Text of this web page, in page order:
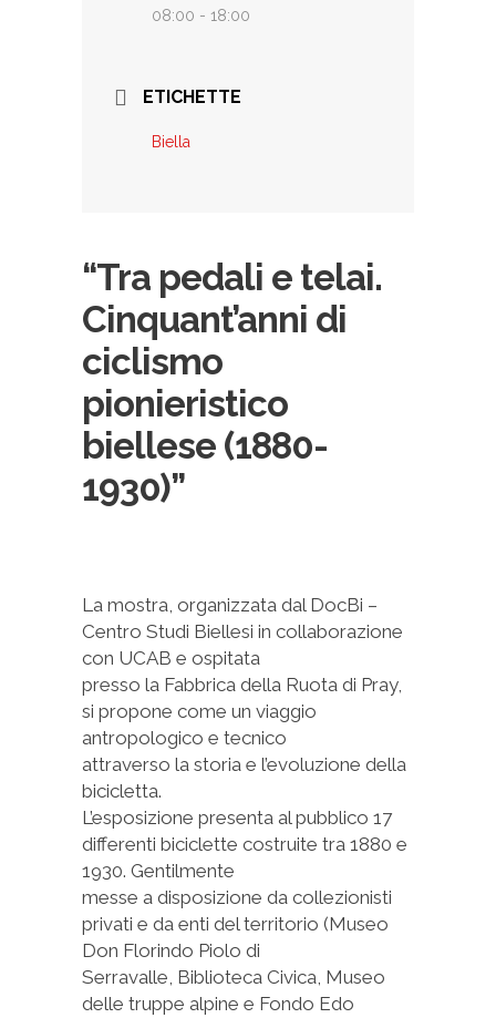
08:00 - 18:00
ETICHETTE
Biella
“Tra pedali e telai.
Cinquant’anni di
ciclismo
pionieristico
biellese (1880-
1930)”
La mostra, organizzata dal DocBi –
Centro Studi Biellesi in collaborazione
con UCAB e ospitata
presso la Fabbrica della Ruota di Pray,
si propone come un viaggio
antropologico e tecnico
attraverso la storia e l’evoluzione della
bicicletta.
L’esposizione presenta al pubblico 17
differenti biciclette costruite tra 1880 e
1930. Gentilmente
messe a disposizione da collezionisti
privati e da enti del territorio (Museo
Don Florindo Piolo di
Serravalle, Biblioteca Civica, Museo
delle truppe alpine e Fondo Edo